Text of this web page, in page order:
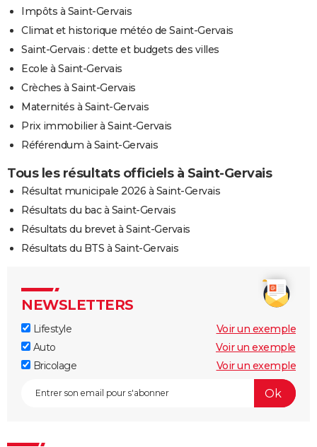
Impôts à Saint-Gervais
Climat et historique météo de Saint-Gervais
Saint-Gervais : dette et budgets des villes
Ecole à Saint-Gervais
Crèches à Saint-Gervais
Maternités à Saint-Gervais
Prix immobilier à Saint-Gervais
Référendum à Saint-Gervais
Tous les résultats officiels à Saint-Gervais
Résultat municipale 2026 à Saint-Gervais
Résultats du bac à Saint-Gervais
Résultats du brevet à Saint-Gervais
Résultats du BTS à Saint-Gervais
NEWSLETTERS
Lifestyle
Voir un exemple
Auto
Voir un exemple
Bricolage
Voir un exemple